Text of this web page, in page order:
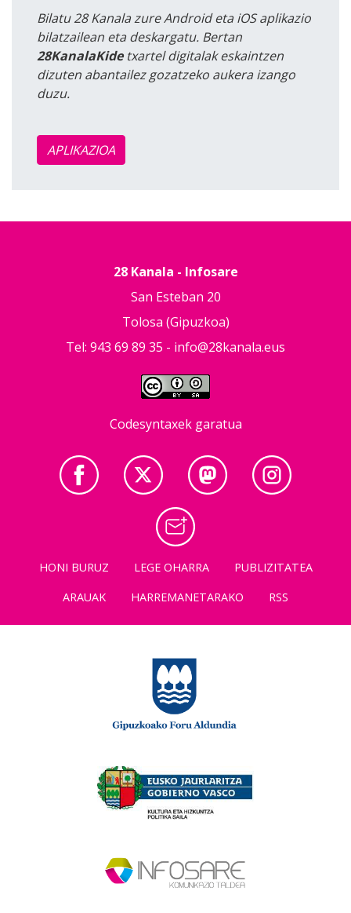
Bilatu 28 Kanala zure Android eta iOS aplikazio
bilatzailean eta deskargatu. Bertan
28KanalaKidetxartel digitalak eskaintzen
dizuten abantailez gozatzeko aukera izango
duzu.
APLIKAZIOA
28 Kanala - Infosare
San Esteban 20
Tolosa (Gipuzkoa)
Tel: 943 69 89 35 - info@28kanala.eus
Codesyntaxek garatua
HONI BURUZ LEGE OHARRA
PUBLIZITATEA
ARAUAK
HARREMANETARAKO RSS